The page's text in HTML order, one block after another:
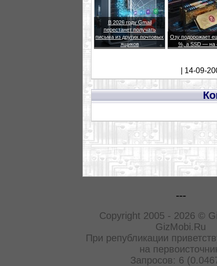
В 2026 году Gmail
перестанет получать
письма из других почтовых
ящиков
Озу подорожает
%, а SSD — на
| 14-09-
---
Copyright 2005 - 2026 ©
GizMobi.Ru
При републикации
на
Запросов: 6